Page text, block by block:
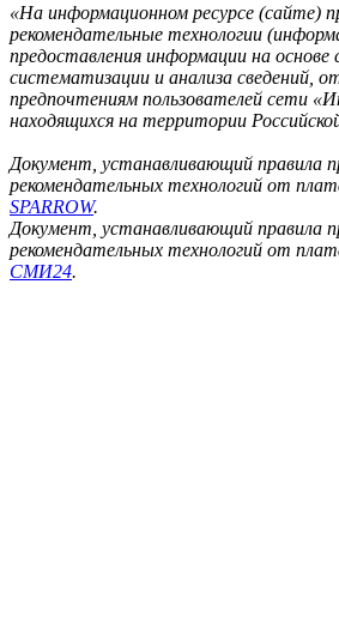
«На информационном ресурсе (сайте)
рекомендательные технологии
предоставления информации на основе
систематизации и анализа сведений,
предпочтениям пользователей сети
находящихся на территории
Документ, устанавливающий правила
рекомендательных технологий от
SPARROW.
Документ, устанавливающий правила
рекомендательных технологий от
СМИ24.